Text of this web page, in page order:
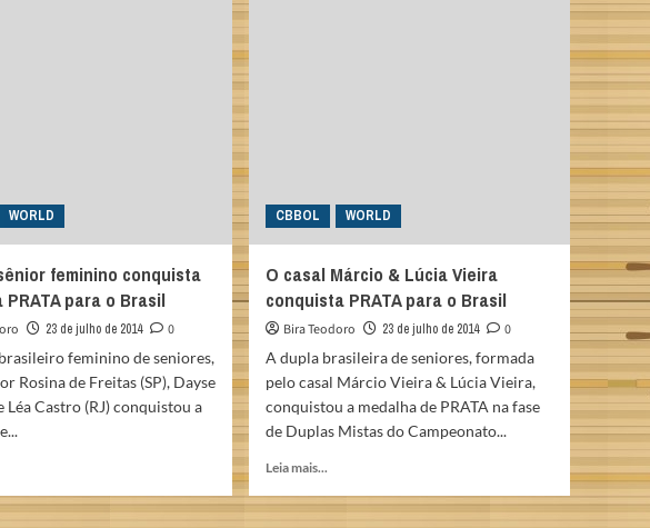
WORLD
feminino conquista
PRATA para o Brasil
23 de julho de 2014
0
feminino de seniores,
Rosina de Freitas (SP), Dayse
Léa Castro (RJ) conquistou a
CBBOL WORLD
O casal Márcio & Lúcia Vieira
conquista PRATA para o Brasil
Bira Teodoro 23 de julho de 2014
0
A dupla brasileira de seniores, formada
pelo casal Márcio Vieira & Lúcia Vieira,
conquistou a medalha de PRATA na fase
de Duplas Mistas do Campeonato...
Leia mais...
about